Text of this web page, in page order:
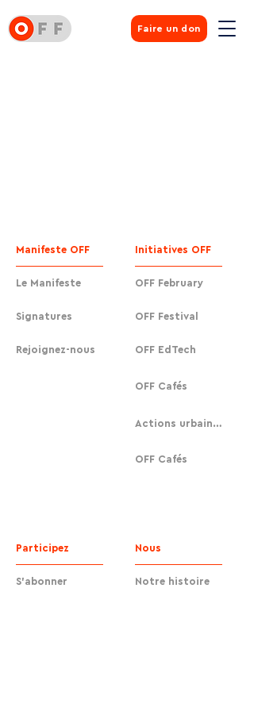
Faire un don
Manifeste OFF
Le Manifeste
Signatures
Rejoignez-nous
Initiatives OFF
OFF February
OFF Festival
OFF EdTech
OFF Cafés
Actions urbaines
OFF Cafés
Participez
S'abonner
Nous
Notre histoire